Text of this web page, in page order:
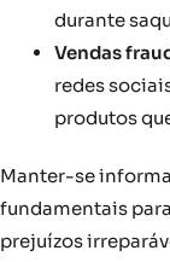
durante
Vendas
redes
produtos
Manter-se
fundamentais
prejuízos